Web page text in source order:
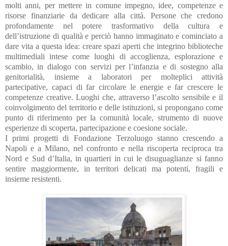
molti anni, per mettere in comune impegno, idee, competenze e
risorse finanziarie da dedicare alla città. Persone che credono
profondamente nel potere trasformativo della cultura e
dell’istruzione di qualità e perciò hanno immaginato e cominciato a
dare vita a questa idea: creare spazi aperti che integrino biblioteche
multimediali intese come luoghi di accoglienza, esplorazione e
scambio, in dialogo con servizi per l’infanzia e di sostegno alla
genitorialità, insieme a laboratori per molteplici attività
partecipative, capaci di far circolare le energie e far crescere le
competenze creative. Luoghi che, attraverso l’ascolto sensibile e il
coinvolgimento del territorio e delle istituzioni, si propongano come
punto di riferimento per la comunità locale, strumento di nuove
esperienze di scoperta, partecipazione e coesione sociale.
I primi progetti di Fondazione Terzoluogo stanno crescendo a
Napoli e a Milano, nel confronto e nella riscoperta reciproca tra
Nord e Sud d’Italia, in quartieri in cui le disuguaglianze si fanno
sentire maggiormente, in territori delicati ma potenti, fragili e
insieme resistenti.